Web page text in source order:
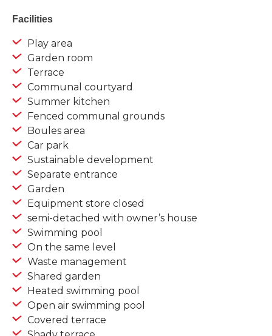
Facilities
Play area
Garden room
Terrace
Communal courtyard
Summer kitchen
Fenced communal grounds
Boules area
Car park
Sustainable development
Separate entrance
Garden
Equipment store closed
semi-detached with owner’s house
Swimming pool
On the same level
Waste management
Shared garden
Heated swimming pool
Open air swimming pool
Covered terrace